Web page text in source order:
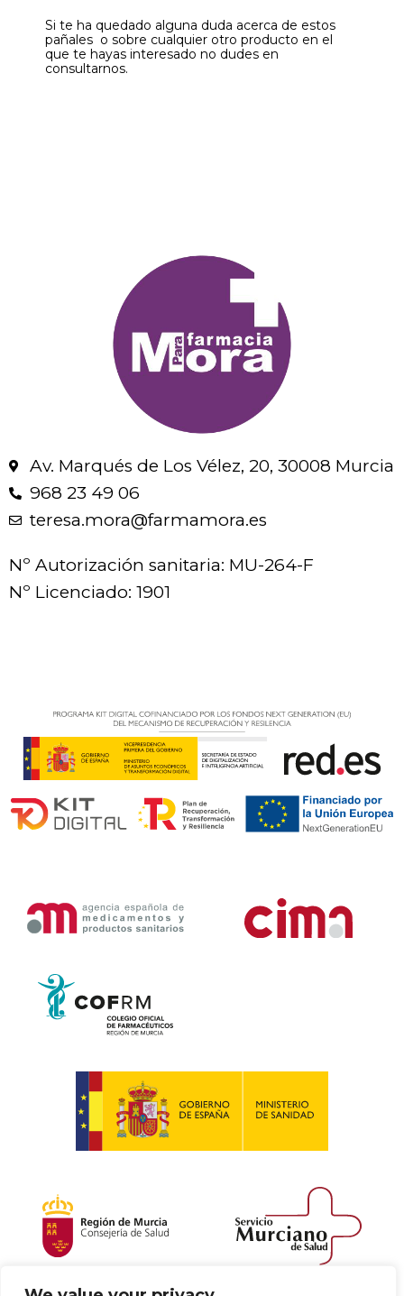
Si te ha quedado alguna duda acerca de estos
pañales o sobre cualquier otro producto en el
que te hayas interesado no dudes en
consultarnos.
Av. Marqués de Los Vélez, 20, 30008 Murcia
968 23 49 06
teresa.mora@farmamora.es
Nº Autorización sanitaria: MU-264-F
Nº Licenciado: 1901